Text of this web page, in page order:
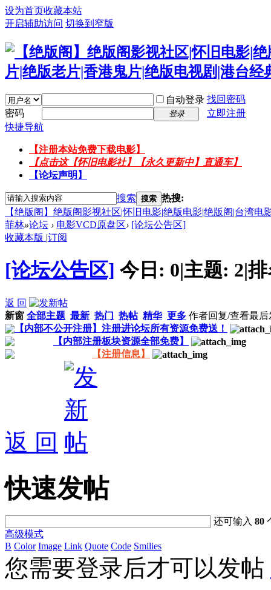
设为首页收藏本站
开启辅助访问 切换到窄版
自动登录 找回密码
密码
登录
立即注册
快捷导航
【注册本站免费下载电影】
【点击这【怀旧电影社】【永久更新中】直通车】
【论坛声明】
搜索 搜索 热搜:
【绝版阁】绝版阁影视社区|怀旧电影|绝版电影|绝版阁|台湾
菲林»论坛 › 电影VCD原盘区› [论坛公告区]
收藏本版 |订阅
[论坛公告区] 今日: 0|主题: 2|
返 回
新窗 全部主题 最新 热门 热帖 精华 更多 作者回复/查看最后
【内部不公开注册】注册进论坛所有资源免费送！
【内部注册板块资源全部免费】
【注册信息】
返 回
快速发帖
还可输入80
高级模式
B Color Image Link Quote Code Smilies
您需要登录后才可以发帖